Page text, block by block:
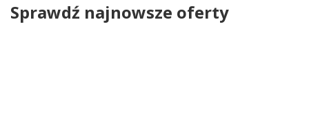
Sprawdź najnowsze oferty